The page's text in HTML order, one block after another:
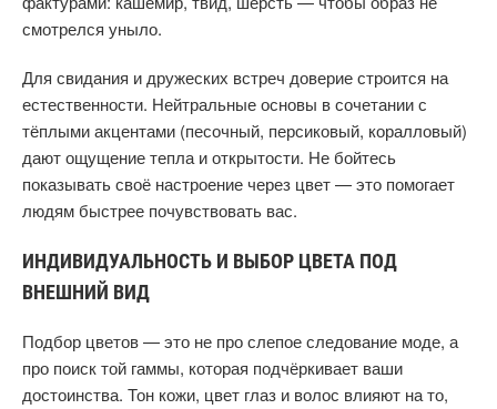
смотрелся уныло.
Для свидания и дружеских встреч доверие строится на
естественности. Нейтральные основы в сочетании с
тёплыми акцентами (песочный, персиковый, коралловый)
дают ощущение тепла и открытости. Не бойтесь
показывать своё настроение через цвет — это помогает
людям быстрее почувствовать вас.
ИНДИВИДУАЛЬНОСТЬ И ВЫБОР ЦВЕТА ПОД
ВНЕШНИЙ ВИД
Подбор цветов — это не про слепое следование моде, а
про поиск той гаммы, которая подчёркивает ваши
достоинства. Тон кожи, цвет глаз и волос влияют на то,